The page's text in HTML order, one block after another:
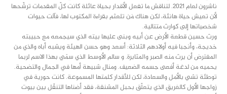
ناشرون لعام 2021. لتناقش ما تفعل الأقدار بحياة عائلة كانت كلّ المقدمات ترشّحها
لأن تعيش حياة هانئة، لكن هناك مَن تلعثم بقراءة المكتوب لها، فآلت حيوات
شخصياتها إلى كوارث متتالية.
ورث حسين قطعة الأرض عن أبيه وبنى عليها بيته الذي سيجمعه مع حبيبته
خديجة، وأنجبا فيه أولادهم الثلاثة: أسعد وهو حسن الهيئة ويشبه أباه والذي من
المفترض أن يرث منه الصبر والمثابرة. و سالم الأوسط الذي سمًي بهذا الاسم لربما
يحميه من لدغة أفعى جسمه الضعيف. ومنال شبيهة أمها في الجمال والتضحية.
توطئة تشي بالأمل والسعادة، لكن للأقدار كلمتها المسموعة. كانت حورية في
زواجها الأول كالغريق الذي يتعلّق بحبل المشنقة، فقد أضناها التنقّل بين بيوت